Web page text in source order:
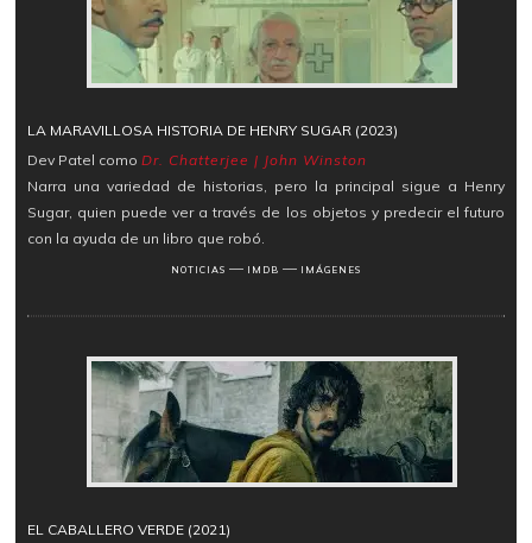
LA MARAVILLOSA HISTORIA DE HENRY SUGAR (2023)
Dev Patel comoDr. Chatterjee | John Winston
Narra una variedad de historias, pero la principal sigue a Henry
Sugar, quien puede ver a través de los objetos y predecir el futuro
con la ayuda de un libro que robó.
NOTICIAS ― IMDB ― IMÁGENES
EL CABALLERO VERDE (2021)